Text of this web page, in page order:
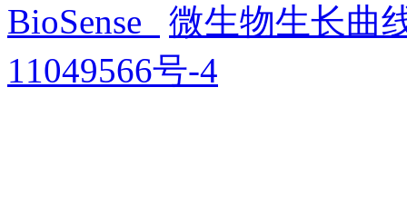
BioSense
微生物生长曲
11049566号-4